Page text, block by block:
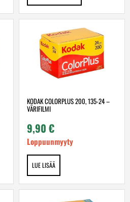
KODAK COLORPLUS 200, 135-24 –
VÄRIFILMI
9,90 €
Loppuunmyyty
LUE LISÄÄ